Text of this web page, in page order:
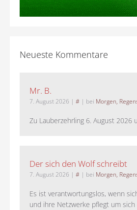
Neueste Kommentare
Mr. B.
7. August 2026 | # | bei Morgen,
Zu Lauberzehrling 6. August
Der sich den Wolf schreibt
7. August 2026 | # | bei Morgen,
Es ist verantwortungslos, wenn
und ihre Netzwerke pflegt um